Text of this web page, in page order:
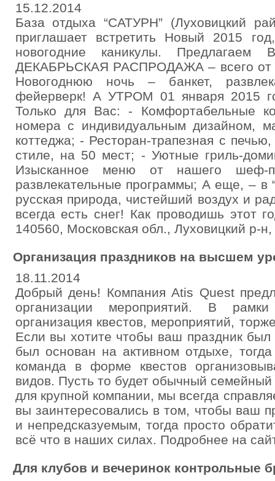
15.12.2014
База отдыха “САТУРН” (Луховицкий
приглашает встретить Новый 2015
новогодние каникулы. Предлагаем
ДЕКАБРЬСКАЯ РАСПРОДАЖА – всего от
Новогоднюю ночь – банкет,
фейерверк! А УТРОМ 01 января 2015
Только для Вас: - Комфортабельные
номера с индивидуальным дизайном,
коттеджа; - Ресторан-трапезная с
стиле, на 50 мест; - Уютные гриль-
Изысканное меню от нашего шеф-
развлекательные программы; А еще, – в
русская природа, чистейший воздух и
всегда есть снег! Как проводишь этот
140560, Московская обл., Луховицкий р-
Организация праздников на высшем
18.11.2014
Добрый день! Компания Atis Quest
организации мероприятий. В
организация квестов, мероприятий,
Если вы хотите чтобы ваш праздник
был основан на активном отдыхе,
команда в форме квестов
видов. Пусть то будет обычный семейный
для крупной компании, мы всегда
вы заинтересовались в том, чтобы ваш
и непредсказуемым, тогда просто
всё что в наших силах. Подробнее на
Для клубов и вечеринок контрольные